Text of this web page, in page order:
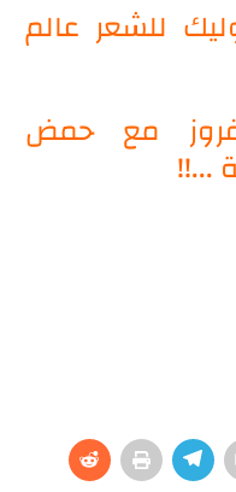
للشعر عالم
مع حمض
...!!